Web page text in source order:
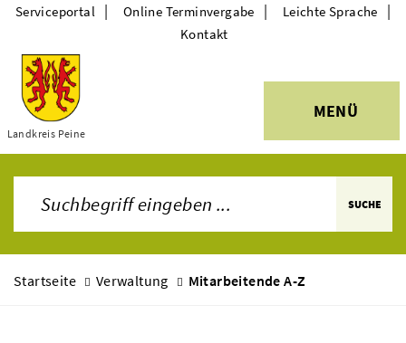
Themen
Landkreis Peine
MENÜ
Serviceportal | Online Terminvergabe | Leichte Sprache |
Kontakt
SUCHE
Startseite Verwaltung Mitarbeitende A-Z